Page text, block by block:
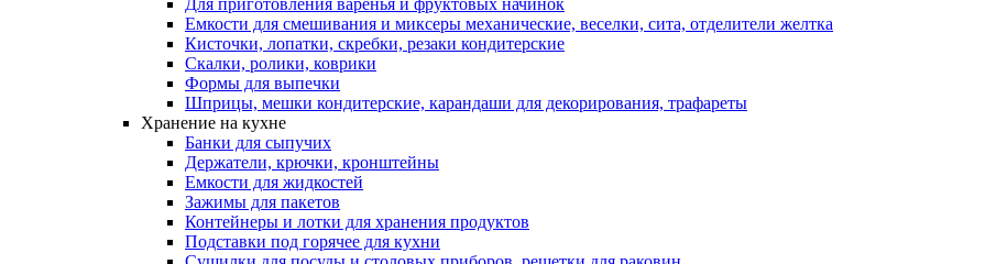
Для приготовления варенья и фруктовых начинок
Емкости для смешивания и миксеры механические, веселки, сита, отделители желтка
Кисточки, лопатки, скребки, резаки кондитерские
Скалки, ролики, коврики
Формы для выпечки
Шприцы, мешки кондитерские, карандаши для декорирования, трафареты
Хранение на кухне
Банки для сыпучих
Держатели, крючки, кронштейны
Емкости для жидкостей
Зажимы для пакетов
Контейнеры и лотки для хранения продуктов
Подставки под горячее для кухни